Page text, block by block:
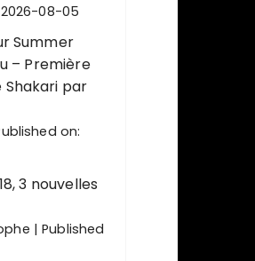
08-05
Summer
– Première
Shakari par
on:
3 nouvelles
Published